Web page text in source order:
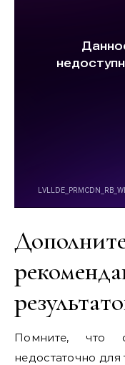
Помните, что
недостаточно для